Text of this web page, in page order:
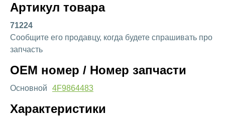
Артикул товара
71224
Сообщите его продавцу, когда будете спрашивать про
запчасть
OEM номер / Номер запчасти
Основной 4F9864483
Характеристики